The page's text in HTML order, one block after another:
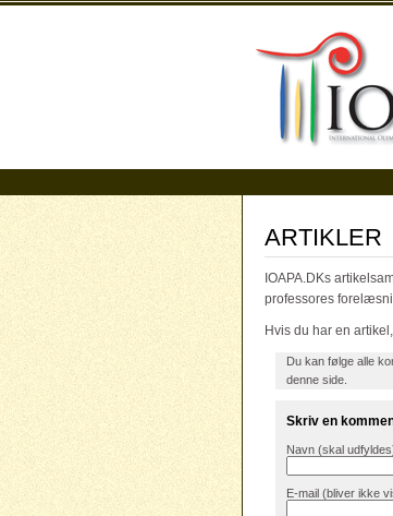
ARTIKLER
IOAPA.DKs
professores
Hvis du har en
Du kan følge alle
denne side.
Skriv en
Navn (skal
E-mail (bliver ikke